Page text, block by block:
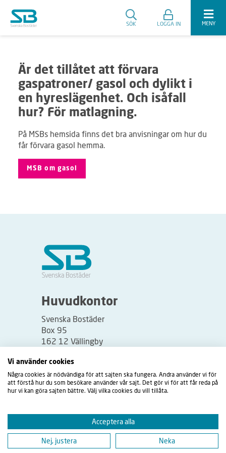
SÖK LOGGA IN MENY
Är det tillåtet att förvara
gaspatroner/ gasol och dylikt i
en hyreslägenhet. Och isåfall
hur? För matlagning.
På MSBs hemsida finns det bra anvisningar om hur du
får förvara gasol hemma.
MSB om gasol
Huvudkontor
Svenska Bostäder
Box 95
162 12 Vällingby
Besöksadress:
Vällingbyplan 2
Vi använder cookies
Några cookies är nödvändiga för att sajten ska fungera. Andra använder vi för
att förstå hur du som besökare använder vår sajt. Det gör vi för att får reda på
hur vi kan göra sajten bättre. Välj vilka cookies du vill tillåta.
Acceptera alla
Nej, justera Neka